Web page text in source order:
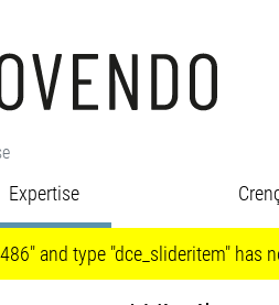
Expertise
and type "dce_slideritem" has